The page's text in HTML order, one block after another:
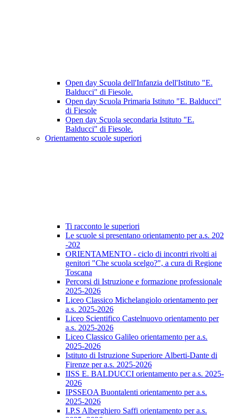
Open day Scuola dell'Infanzia dell'Istituto "E.
Balducci" di Fiesole.
Open day Scuola Primaria Istituto "E. Balducci"
di Fiesole
Open day Scuola secondaria Istituto "E.
Balducci" di Fiesole.
Orientamento scuole superiori
Ti racconto le superiori
Le scuole si presentano orientamento per a.s. 202
-202
ORIENTAMENTO - ciclo di incontri rivolti ai
genitori "Che scuola scelgo?", a cura di Regione
Toscana
Percorsi di Istruzione e formazione professionale
2025-2026
Liceo Classico Michelangiolo orientamento per
a.s. 2025-2026
Liceo Scientifico Castelnuovo orientamento per
a.s. 2025-2026
Liceo Classico Galileo orientamento per a.s.
2025-2026
Istituto di Istruzione Superiore Alberti-Dante di
Firenze per a.s. 2025-2026
IISS E. BALDUCCI orientamento per a.s. 2025-
2026
IPSSEOA Buontalenti orientamento per a.s.
2025-2026
I.P.S Alberghiero Saffi orientamento per a.s.